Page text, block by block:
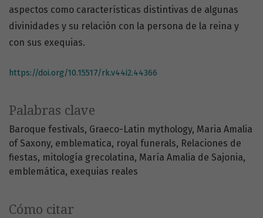
Palabras clave
Baroque festivals Graeco-Latin mythology Maria Amalia
of Saxony emblematica royal funerals
Relaciones de
fiestas mitología grecolatina María Amalia de Sajonia
emblemática exequias reales
Cómo citar
aspectos como características distintivas de algunas
divinidades y su relación con la persona de la reina y
con sus exequias.
https://doi.org/10.15517/rk.v44i2.44366